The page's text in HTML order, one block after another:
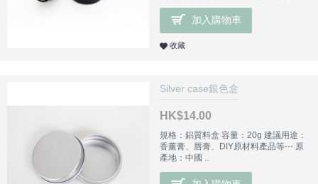
加入購物車
收藏
Silver case銀色盒
HK$14.00
規格：鋁質料盒 容量：20g 建議用途：
香薰膏、唇膏、DIY原材料產品等⋯ 原
產地：中國 ..